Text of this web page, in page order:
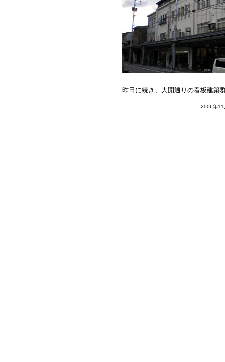
昨日に続き、大開通りの看板建築
2006年11